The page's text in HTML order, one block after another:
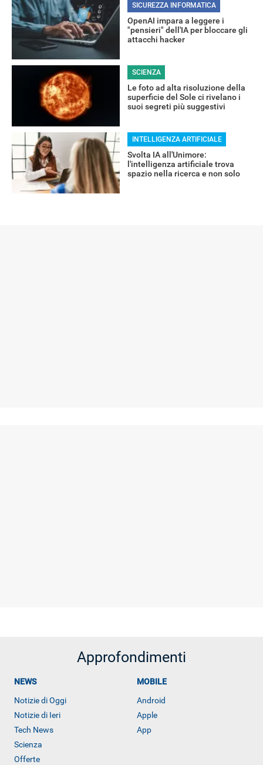
SICUREZZA INFORMATICA
OpenAI impara a leggere i
"pensieri" dell'IA per bloccare gli
attacchi hacker
SCIENZA
Le foto ad alta risoluzione della
superficie del Sole ci rivelano i
suoi segreti più suggestivi
INTELLIGENZA ARTIFICIALE
Svolta IA all'Unimore:
l'intelligenza artificiale trova
spazio nella ricerca e non solo
Approfondimenti
NEWS
Notizie di Oggi
Notizie di Ieri
Tech News
Scienza
Offerte
MOBILE
Android
Apple
App